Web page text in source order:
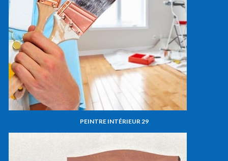
PEINTRE INTÉRIEUR 29